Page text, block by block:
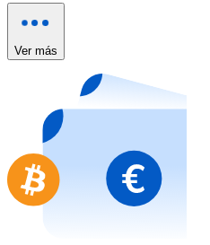
Tienda - Tarjetas regalo
Nuevo
Compra tarjetas regalo
Ir a la tienda de tarjetas
Ver más